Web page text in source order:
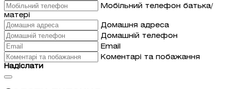
Мобільний телефон батька/
матері
Домашня адреса
Домашній телефон
Email
Коментарі та побажання
Надіслати